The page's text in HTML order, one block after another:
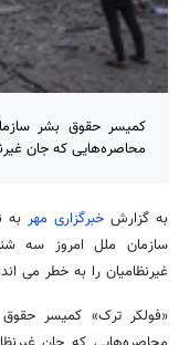
کمیسر حقوق بشر
محاصره‌هایی که جان
به گزارش خبرگزاری مهر به
سازمان ملل امروز سه
غیرنظامیان را به خطر می
«فولکر ترک» کمیسر